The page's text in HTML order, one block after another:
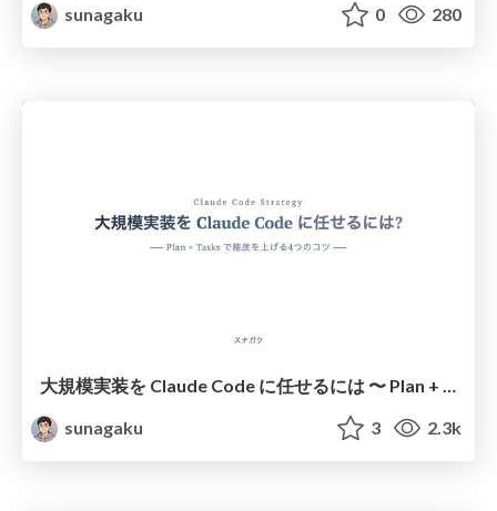
sunagaku
0 280
sunagaku
3 2.3k